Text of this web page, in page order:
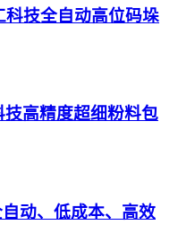
科技全自动高位码垛
高精度超细粉料包
动、低成本、高效